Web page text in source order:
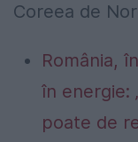
Coreea de
România,
în energie:
poate de